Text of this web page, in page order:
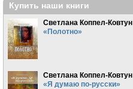
Купить наши книги
Светлана Коппел-Ковтун
«Полотно»
Светлана Коппел-Ковтун
«Я думаю по-русски»